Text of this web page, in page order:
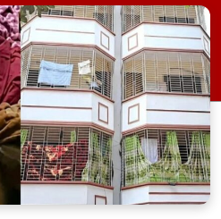
আশিকুর রহমান।
ছড়ানো বিভিন্ন তথ্যকে
বুধবার (৩ জুন)
তিনি এই […]